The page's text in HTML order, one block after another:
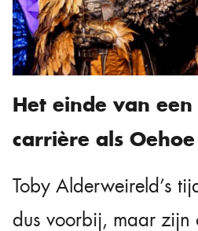
Het einde van
carrière als Oehoe
Toby Alderweireld’s
dus voorbij, maar zijn